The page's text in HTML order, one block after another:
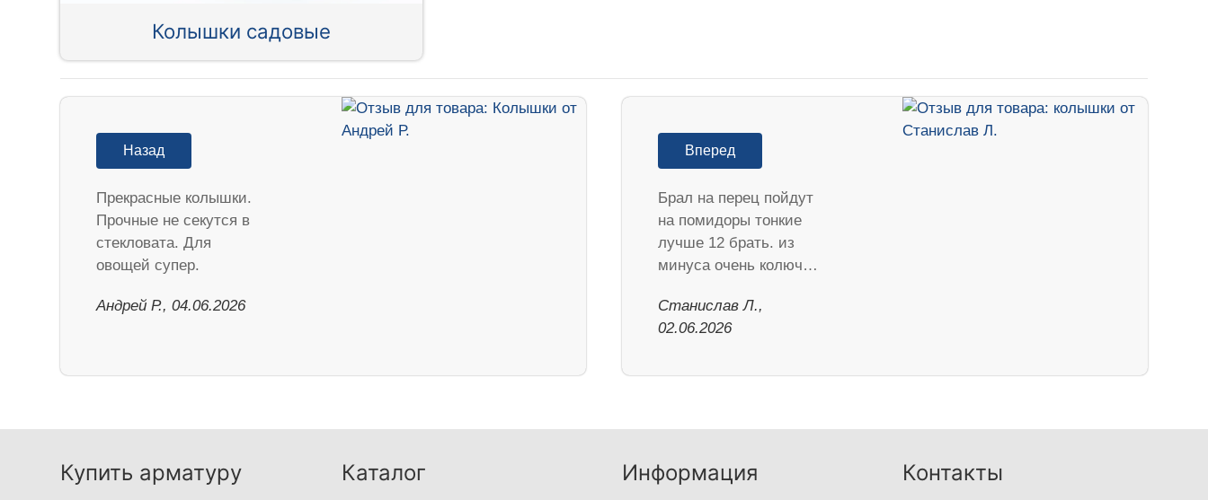
Колышки садовые
Назад
Прекрасные колышки.
Прочные не секутся в
стекловата. Для
овощей супер.
Андрей Р., 04.06.2026
Вперед
Брал на перец пойдут
на помидоры тонкие
лучше 12 брать. из
минуса очень колюч…
Станислав Л.,
02.06.2026
Купить арматуру Каталог Информация Контакты